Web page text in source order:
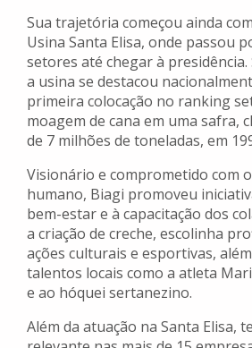
Sua trajetória começou ainda
Usina Santa Elisa, onde passou
setores até chegar à presidência.
a usina se destacou
primeira colocação no ranking
moagem de cana em uma safra,
de 7 milhões de toneladas, em
Visionário e comprometido com
humano, Biagi promoveu
bem-estar e à capacitação dos
a criação de creche, escolinha
ações culturais e esportivas,
talentos locais como a atleta
e ao hóquei sertanezino.
Além da atuação na Santa Elisa,